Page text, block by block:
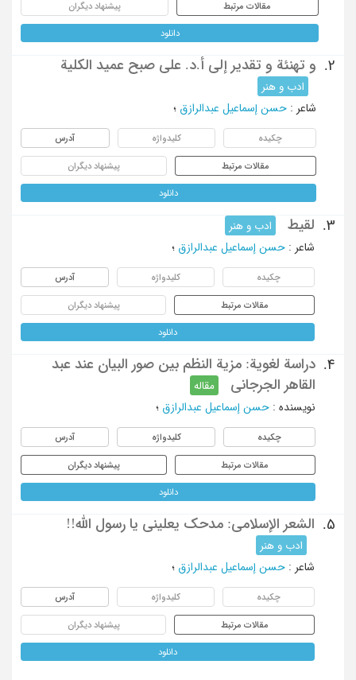
مقالات مرتبط پیشنهاد دیگران
دانلود
2. و تهنئة و تقدیر إلی أ.د. علی صبح عمید الکلیة
ادب و هنر
شاعر : حسن إسماعیل عبدالرازق ؛
چکیده کلیدواژه آدرس
مقالات مرتبط پیشنهاد دیگران
دانلود
3. لقیط
ادب و هنر
شاعر : حسن إسماعیل عبدالرازق ؛
چکیده کلیدواژه آدرس
مقالات مرتبط پیشنهاد دیگران
دانلود
4.
دراسة لغویة: مزیة النظم بین صور البیان عند عبد
القاهر الجرجانی
مقاله
نویسنده : حسن إسماعیل عبدالرازق ؛
چکیده کلیدواژه آدرس
مقالات مرتبط پیشنهاد دیگران
دانلود
5. الشعر الإسلامی: مدحک یعلینی یا رسول الله!!
ادب و هنر
شاعر : حسن إسماعیل عبدالرازق ؛
چکیده کلیدواژه آدرس
مقالات مرتبط پیشنهاد دیگران
دانلود